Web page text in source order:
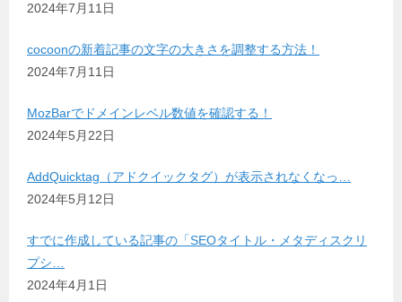
2024年7月11日
cocoonの新着記事の文字の大きさを調整する方法！
2024年7月11日
MozBarでドメインレベル数値を確認する！
2024年5月22日
AddQuicktag（アドクイックタグ）が表示されなくなっ…
2024年5月12日
すでに作成している記事の「SEOタイトル・メタディスクリ
プシ…
2024年4月1日